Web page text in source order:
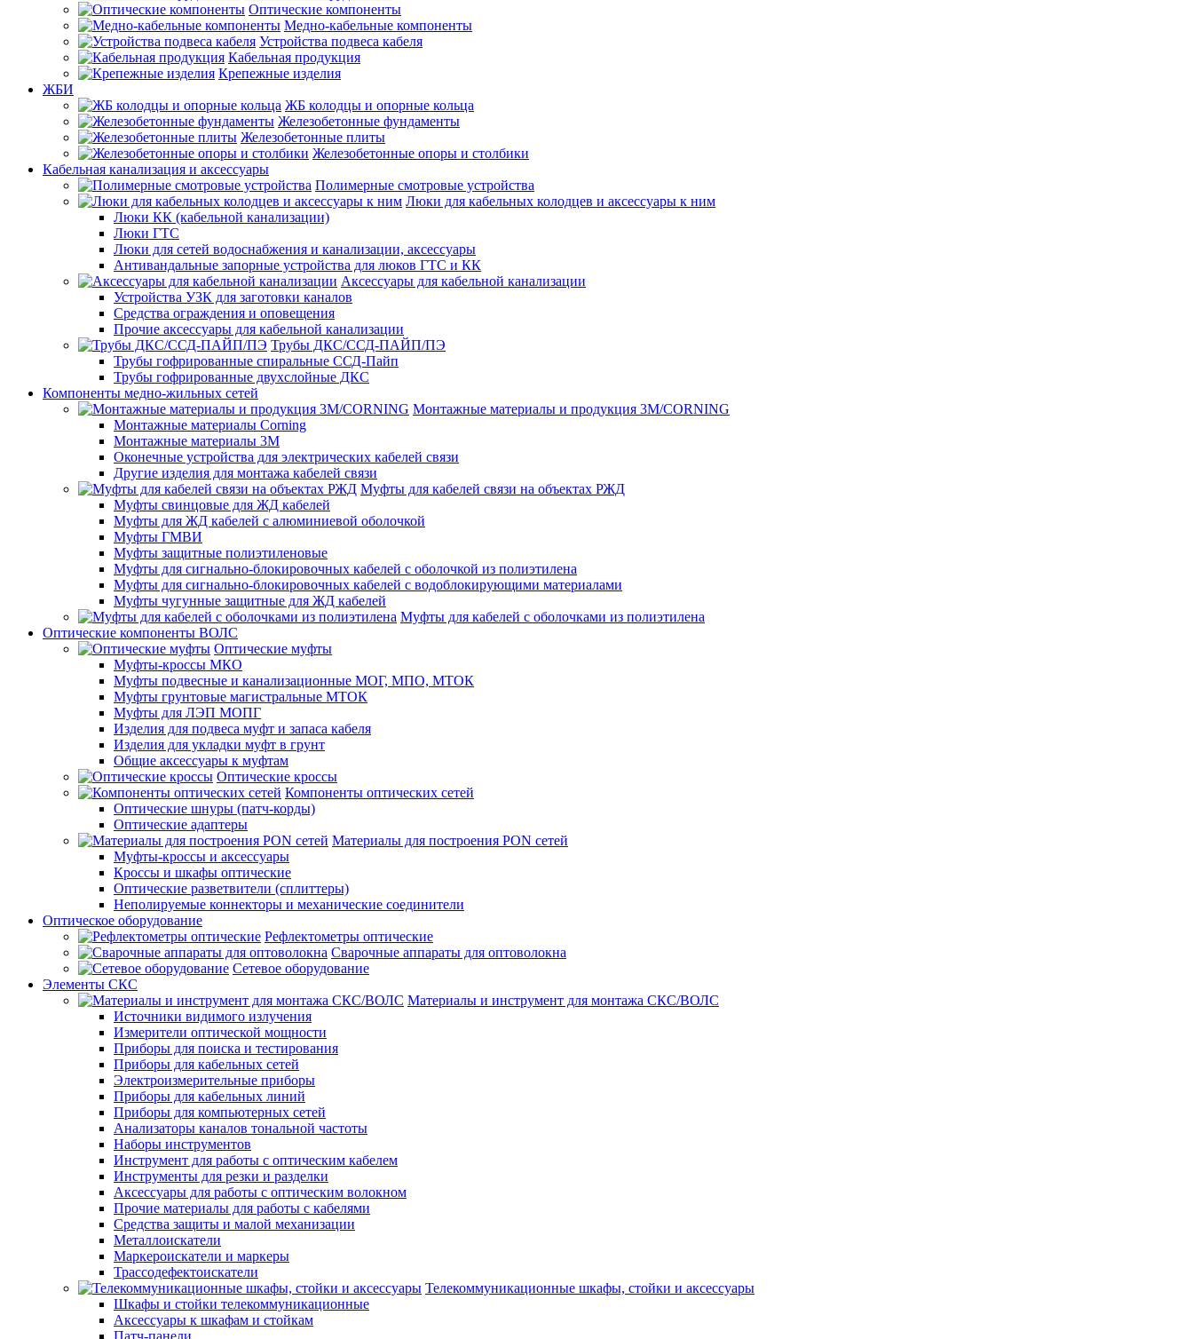
Оптические компоненты
Медно-кабельные компоненты
Устройства подвеса кабеля
Кабельная продукция
Крепежные изделия
ЖБИ
ЖБ колодцы и опорные кольца
Железобетонные фундаменты
Железобетонные плиты
Железобетонные опоры и столбики
Кабельная канализация и аксессуары
Полимерные смотровые устройства
Люки для кабельных колодцев и аксессуары к ним
Люки КК (кабельной канализации)
Люки ГТС
Люки для сетей водоснабжения и канализации, аксессуары
Антивандальные запорные устройства для люков ГТС и КК
Аксессуары для кабельной канализации
Устройства УЗК для заготовки каналов
Средства ограждения и оповещения
Прочие аксессуары для кабельной канализации
Трубы ДКС/ССД-ПАЙП/ПЭ
Трубы гофрированные спиральные ССД-Пайп
Трубы гофрированные двухслойные ДКС
Компоненты медно-жильных сетей
Монтажные материалы и продукция 3M/CORNING
Монтажные материалы Corning
Монтажные материалы 3M
Оконечные устройства для электрических кабелей связи
Другие изделия для монтажа кабелей связи
Муфты для кабелей связи на объектах РЖД
Муфты свинцовые для ЖД кабелей
Муфты для ЖД кабелей с алюминиевой оболочкой
Муфты ГМВИ
Муфты защитные полиэтиленовые
Муфты для сигнально-блокировочных кабелей с оболочкой из полиэтилена
Муфты для сигнально-блокировочных кабелей с водоблокирующими материалами
Муфты чугунные защитные для ЖД кабелей
Муфты для кабелей с оболочками из полиэтилена
Оптические компоненты ВОЛС
Оптические муфты
Муфты-кроссы МКО
Муфты подвесные и канализационные МОГ, МПО, МТОК
Муфты грунтовые магистральные МТОК
Муфты для ЛЭП МОПГ
Изделия для подвеса муфт и запаса кабеля
Изделия для укладки муфт в грунт
Общие аксессуары к муфтам
Оптические кроссы
Компоненты оптических сетей
Оптические шнуры (патч-корды)
Оптические адаптеры
Материалы для построения PON сетей
Муфты-кроссы и аксессуары
Кроссы и шкафы оптические
Оптические разветвители (сплиттеры)
Неполируемые коннекторы и механические соединители
Оптическое оборудование
Рефлектометры оптические
Сварочные аппараты для оптоволокна
Сетевое оборудование
Элементы СКС
Материалы и инструмент для монтажа СКС/ВОЛС
Источники видимого излучения
Измерители оптической мощности
Приборы для поиска и тестирования
Приборы для кабельных сетей
Электроизмерительные приборы
Приборы для кабельных линий
Приборы для компьютерных сетей
Анализаторы каналов тональной частоты
Наборы инструментов
Инструмент для работы с оптическим кабелем
Инструменты для резки и разделки
Аксессуары для работы с оптическим волокном
Прочие материалы для работы с кабелями
Средства защиты и малой механизации
Металлоискатели
Маркероискатели и маркеры
Трассодефектоискатели
Телекоммуникационные шкафы, стойки и аксессуары
Шкафы и стойки телекоммуникационные
Аксессуары к шкафам и стойкам
Патч-панели